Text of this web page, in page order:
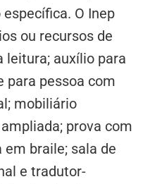
O Inep
ou recursos de
leitura; auxílio para
para pessoa com
mobiliário
prova com
braile; sala de
e tradutor-